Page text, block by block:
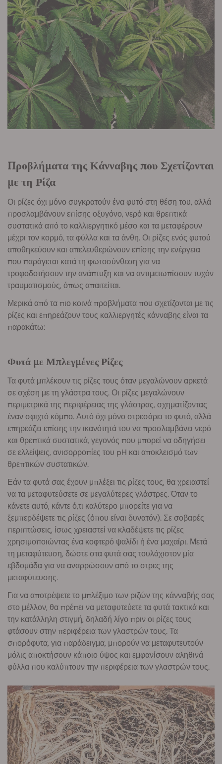
Προβλήματα της Κάνναβης που Σχετίζονται
με τη Ρίζα
Οι ρίζες όχι μόνο συγκρατούν ένα φυτό στη θέση του, αλλά
προσλαμβάνουν επίσης οξυγόνο, νερό και θρεπτικά
συστατικά από το καλλιεργητικό μέσο και τα μεταφέρουν
μέχρι τον κορμό, τα φύλλα και τα άνθη. Οι ρίζες ενός φυτού
αποθηκεύουν και απελευθερώνουν επίσης την ενέργεια
που παράγεται κατά τη φωτοσύνθεση για να
τροφοδοτήσουν την ανάπτυξη και να αντιμετωπίσουν τυχόν
τραυματισμούς, όπως απαιτείται.
Μερικά από τα πιο κοινά προβλήματα που σχετίζονται με τις
ρίζες και επηρεάζουν τους καλλιεργητές κάνναβης είναι τα
παρακάτω:
Φυτά με Μπλεγμένες Ρίζες
Τα φυτά μπλέκουν τις ρίζες τους όταν μεγαλώνουν αρκετά
σε σχέση με τη γλάστρα τους. Οι ρίζες μεγαλώνουν
περιμετρικά της περιφέρειας της γλάστρας, σχηματίζοντας
έναν σφιχτό κόμπο. Αυτό όχι μόνο στρεσάρει το φυτό, αλλά
επηρεάζει επίσης την ικανότητά του να προσλαμβάνει νερό
και θρεπτικά συστατικά, γεγονός που μπορεί να οδηγήσει
σε ελλείψεις, ανισορροπίες του pH και αποκλεισμό των
θρεπτικών συστατικών.
Εάν τα φυτά σας έχουν μπλέξει τις ρίζες τους, θα χρειαστεί
να τα μεταφυτεύσετε σε μεγαλύτερες γλάστρες. Όταν το
κάνετε αυτό, κάντε ό,τι καλύτερο μπορείτε για να
ξεμπερδέψετε τις ρίζες (όπου είναι δυνατόν). Σε σοβαρές
περιπτώσεις, ίσως χρειαστεί να κλαδέψετε τις ρίζες
χρησιμοποιώντας ένα κοφτερό ψαλίδι ή ένα μαχαίρι. Μετά
τη μεταφύτευση, δώστε στα φυτά σας τουλάχιστον μία
εβδομάδα για να αναρρώσουν από το στρες της
μεταφύτευσης.
Για να αποτρέψετε το μπλέξιμο των ριζών της κάνναβής σας
στο μέλλον, θα πρέπει να μεταφυτεύετε τα φυτά τακτικά και
την κατάλληλη στιγμή, δηλαδή λίγο πριν οι ρίζες τους
φτάσουν στην περιφέρεια των γλαστρών τους. Τα
σπορόφυτα, για παράδειγμα, μπορούν να μεταφυτευτούν
μόλις αποκτήσουν κάποιο ύψος και εμφανίσουν αληθινά
φύλλα που καλύπτουν την περιφέρεια των γλαστρών τους.